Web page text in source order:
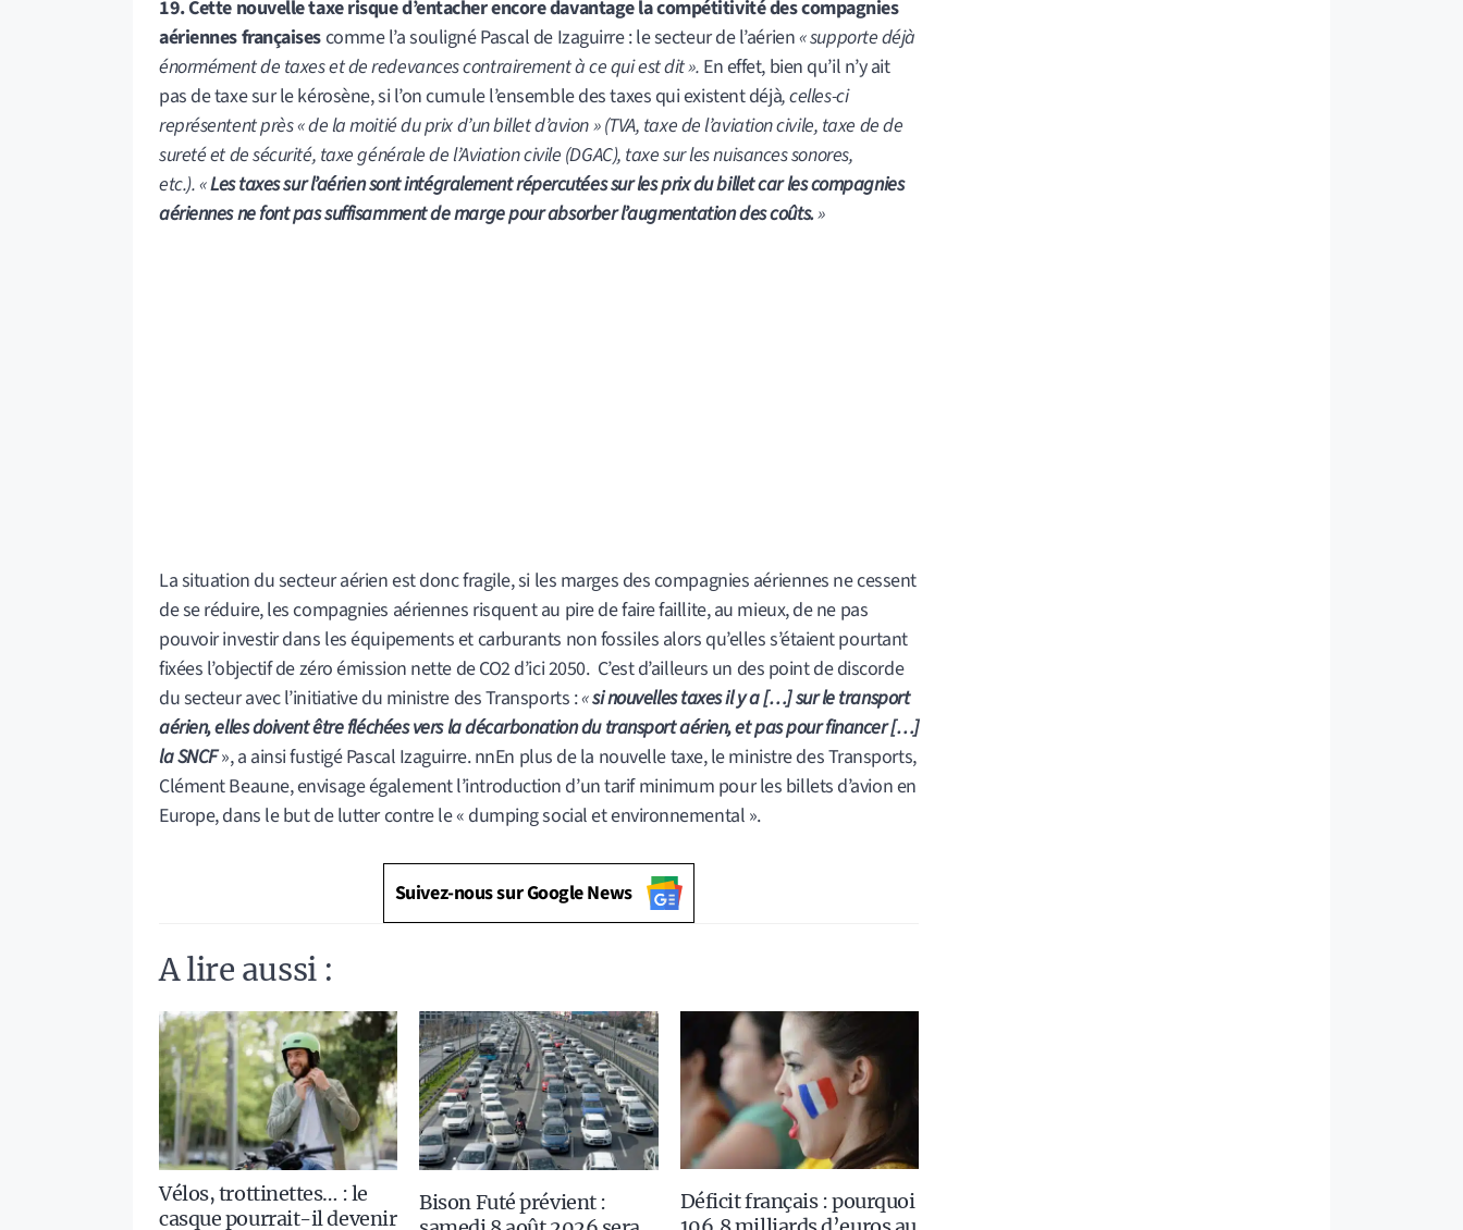
sureté et de sécurité, taxe générale de l’Aviation civile (DGAC), taxe sur les nuisances sonores,
etc.).«Les taxes sur l’aérien sont intégralement répercutées sur les prix du billet car les compagnies
aériennes ne font pas suffisamment de marge pour absorber l’augmentation des coûts.»
aérien, elles doivent être fléchées vers la décarbonation du transport aérien, et pas pour financer […]
la SNCF», a ainsi fustigé Pascal Izaguirre. nnEn plus de la nouvelle taxe, le ministre des Transports,
Clément Beaune, envisage également l’introduction d’un tarif minimum pour les billets d’avion en
Europe, dans le but de lutter contre le « dumping social et environnemental ».
Suivez-nous sur Google News
A lire aussi :
Vélos, trottinettes… : le
casque pourrait-il devenir
obligatoire pour tous ?
Bison Futé prévient :
samedi 8 août 2026 sera
rouge sur les routes
Déficit français : pourquoi
106,8 milliards d’euros au
premier semestre 2026,
c’est grave